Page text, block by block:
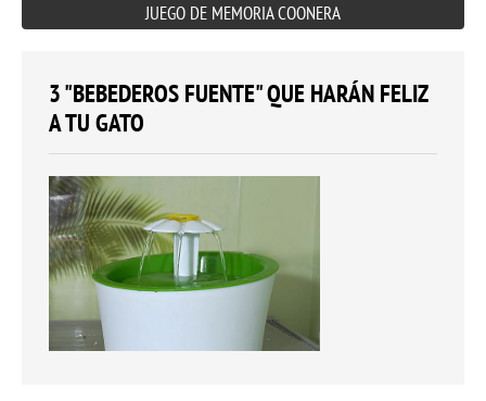
JUEGO DE MEMORIA COONERA
3 "BEBEDEROS FUENTE" QUE HARÁN FELIZ
A TU GATO